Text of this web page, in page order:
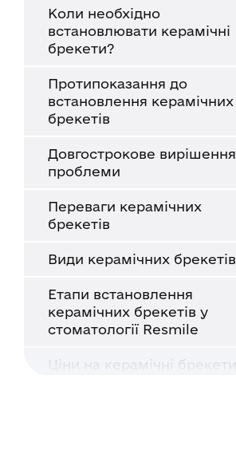
Коли необхідно
встановлювати керамічні
брекети?
Протипоказання до
встановлення керамічних
брекетів
Довгострокове вирішення
проблеми
Переваги керамічних
брекетів
Види керамічних брекетів
Етапи встановлення
керамічних брекетів у
стоматології Resmile
Ціни на керамічні брекети